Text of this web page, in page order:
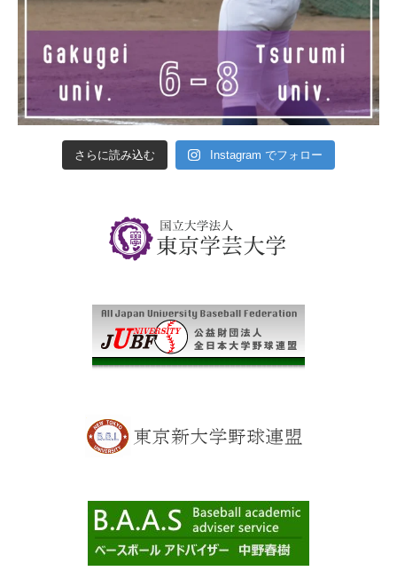
さらに読み込む Instagram でフォロー